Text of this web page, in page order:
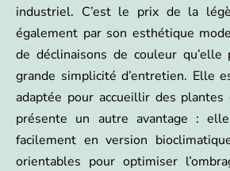
industriel. C’est le prix de la
également par son esthétique
de déclinaisons de couleur
grande simplicité d’entretien. Elle
adaptée pour accueillir des
présente un autre avantage :
facilement en version
orientables pour optimiser